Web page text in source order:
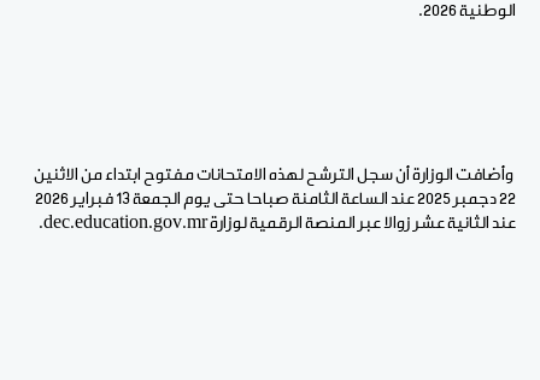
الوطنية 2026.
وأضافت الوزارة أن سجل الترشح لهذه الامتحانات مفتوح ابتداء من الاثنين
22 دجمبر 2025 عند الساعة الثامنة صباحا حتى يوم الجمعة 13 فبراير 2026
عند الثانية عشر زوالا عبر المنصة الرقمية لوزارة dec.education.gov.mr.